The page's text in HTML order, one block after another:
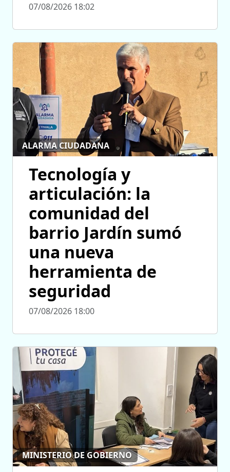
07/08/2026 18:02
ALARMA CIUDADANA
Tecnología y
articulación: la
comunidad del
barrio Jardín sumó
una nueva
herramienta de
seguridad
07/08/2026 18:00
MINISTERIO DE GOBIERNO